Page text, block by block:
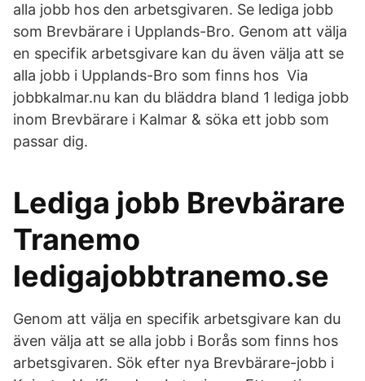
alla jobb hos den arbetsgivaren. Se lediga jobb
som Brevbärare i Upplands-Bro. Genom att välja
en specifik arbetsgivare kan du även välja att se
alla jobb i Upplands-Bro som finns hos Via
jobbkalmar.nu kan du bläddra bland 1 lediga jobb
inom Brevbärare i Kalmar & söka ett jobb som
passar dig.
Lediga jobb Brevbärare
Tranemo
ledigajobbtranemo.se
Genom att välja en specifik arbetsgivare kan du
även välja att se alla jobb i Borås som finns hos
arbetsgivaren. Sök efter nya Brevbärare-jobb i